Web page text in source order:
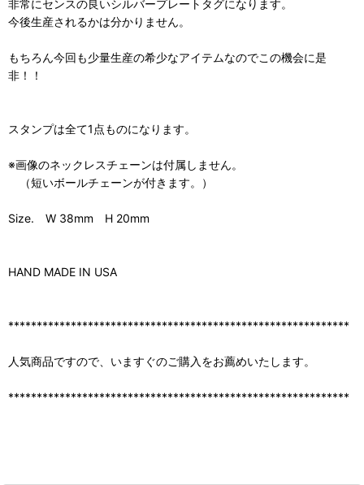
非常にセンスの良いシルバープレートタグになります。
今後生産されるかは分かりません。
もちろん今回も少量生産の希少なアイテムなのでこの機会に是
非！！
スタンプは全て1点ものになります。
※画像のネックレスチェーンは付属しません。
（短いボールチェーンが付きます。）
Size. W 38mm H 20mm
HAND MADE IN USA
************************************************************
人気商品ですので、いますぐのご購入をお薦めいたします。
************************************************************